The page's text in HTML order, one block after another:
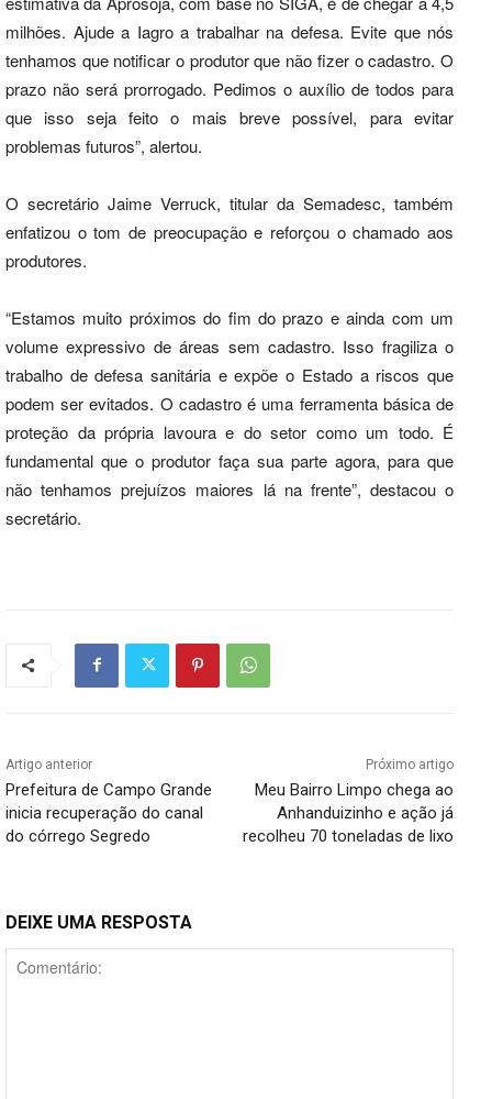
milhões. Ajude a Iagro a trabalhar na defesa. Evite que nós
tenhamos que notificar o produtor que não fizer o cadastro. O
prazo não será prorrogado. Pedimos o auxílio de todos para
que isso seja feito o mais breve possível, para evitar
problemas futuros”, alertou.
O secretário Jaime Verruck, titular da Semadesc, também
enfatizou o tom de preocupação e reforçou o chamado aos
produtores.
“Estamos muito próximos do fim do prazo e ainda com um
volume expressivo de áreas sem cadastro. Isso fragiliza o
trabalho de defesa sanitária e expõe o Estado a riscos que
podem ser evitados. O cadastro é uma ferramenta básica de
proteção da própria lavoura e do setor como um todo. É
fundamental que o produtor faça sua parte agora, para que
não tenhamos prejuízos maiores lá na frente”, destacou o
secretário.
Artigo anterior
Prefeitura de Campo Grande
inicia recuperação do canal
do córrego Segredo
Próximo artigo
Meu Bairro Limpo chega ao
Anhanduizinho e ação já
recolheu 70 toneladas de lixo
DEIXE UMA RESPOSTA